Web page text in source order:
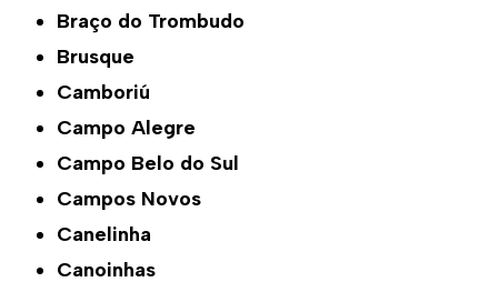
Braço do Trombudo
Brusque
Camboriú
Campo Alegre
Campo Belo do Sul
Campos Novos
Canelinha
Canoinhas